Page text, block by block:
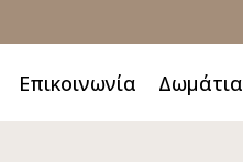
Επικοινωνία Δωμάτια